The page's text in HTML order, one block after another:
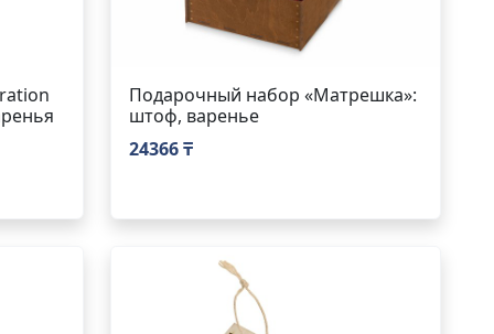
Подарочный набор «Матрешка»:
штоф, варенье
24366 ₸